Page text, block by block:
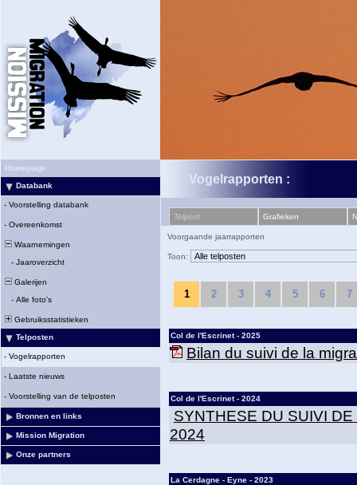
Homepage
Databank
- Voorstelling databank
- Overeenkomst
Waarnemingen
- Jaaroverzicht
Galerijen
- Alle foto's
Gebruiksstatistieken
Telposten
- Vogelrapporten
- Laatste nieuws
- Voorstelling van de telposten
Bronnen en links
Mission Migration
Onze partners
Vogelrapporten :
Telpost Grafieken
Voorgaande jaarrapporten
Toon:
1 2 3 4 5 6 7
Col de l'Escrinet - 2025
Bilan du suivi de la
Col de l'Escrinet - 2024
SYNTHESE DU SUIVI
2024
La Cerdagne - Eyne - 2023